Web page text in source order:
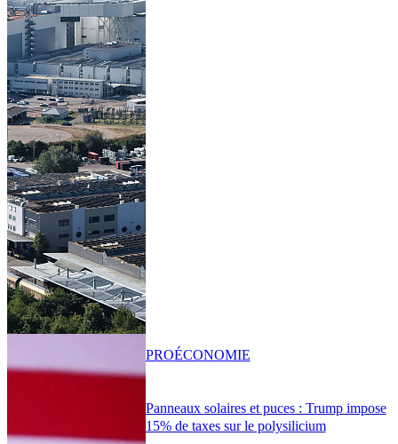
Panneaux solaires et puces : Trump impose
15% de taxes sur le polysilicium
PROÉCONOMIE